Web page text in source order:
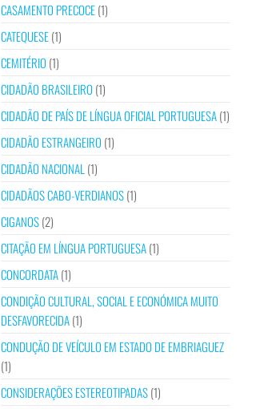
CASAMENTO PRECOCE(1)
CATEQUESE(1)
CEMITÉRIO (1)
CIDADÃO BRASILEIRO (1)
CIDADÃO DE PAÍS DE LÍNGUA OFICIAL PORTUGUESA(1)
CIDADÃO ESTRANGEIRO (1)
CIDADÃO NACIONAL (1)
CIDADÃOS CABO-VERDIANOS(1)
CIGANOS(2)
CITAÇÃO EM LÍNGUA PORTUGUESA(1)
CONCORDATA(1)
CONDIÇÃO CULTURAL, SOCIAL E ECONÓMICA MUITO
DESFAVORECIDA(1)
CONDUÇÃO DE VEÍCULO EM ESTADO DE EMBRIAGUEZ
(1)
CONSIDERAÇÕES ESTEREOTIPADAS(1)